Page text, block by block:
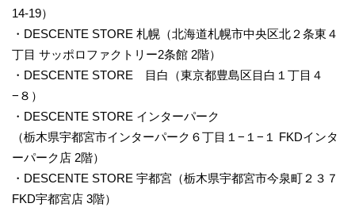
14-19）
・DESCENTE STORE 札幌（北海道札幌市中央区北２条東４
丁目 サッポロファクトリー2条館 2階）
・DESCENTE STORE 目白（東京都豊島区目白１丁目４
−８）
・DESCENTE STORE インターパーク
（栃木県宇都宮市インターパーク６丁目１−１−１ FKDインタ
ーパーク店 2階）
・DESCENTE STORE 宇都宮（栃木県宇都宮市今泉町２３７
FKD宇都宮店 3階）